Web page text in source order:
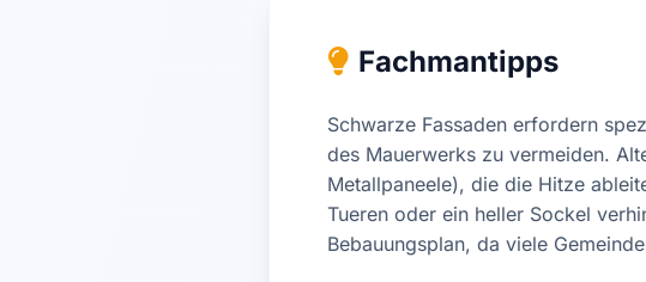
Fachmantipps
Schwarze Fassaden erfordern
des Mauerwerks zu vermeiden.
Metallpaneele), die die Hitze
Tueren oder ein heller Sockel
Bebauungsplan, da viele